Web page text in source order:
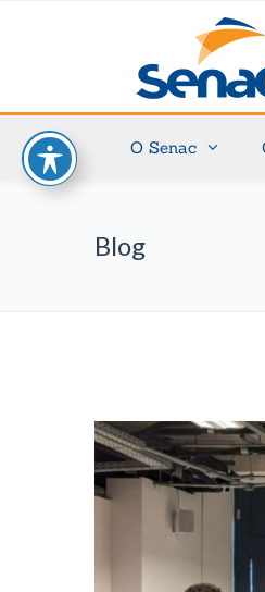
O Senac
Blog